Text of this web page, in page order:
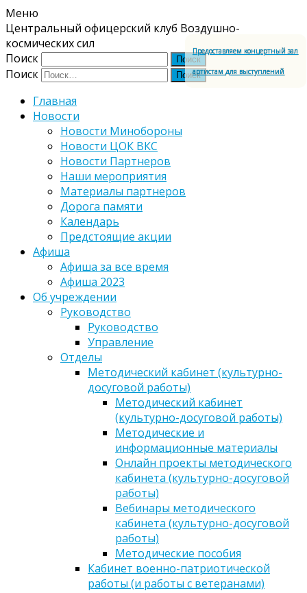
Меню
Центральный офицерский клуб Воздушно-
космических сил
Поиск
Поиск
Главная
Новости
Новости Минобороны
Новости ЦОК ВКС
Новости Партнеров
Наши мероприятия
Материалы партнеров
Дорога памяти
Календарь
Предстоящие акции
Афиша
Афиша за все время
Афиша 2023
Об учреждении
Руководство
Руководство
Управление
Отделы
Методический кабинет (культурно-
досуговой работы)
Методический кабинет
(культурно-досуговой работы)
Методические и
информационные материалы
Онлайн проекты методического
кабинета (культурно-досуговой
работы)
Вебинары методического
кабинета (культурно-досуговой
работы)
Методические пособия
Кабинет военно-патриотической
работы (и работы с ветеранами)
Предоставляем концертный зал
артистам для выступлений